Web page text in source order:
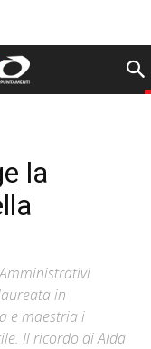
la
in
e maestria i
Il ricordo di Alda